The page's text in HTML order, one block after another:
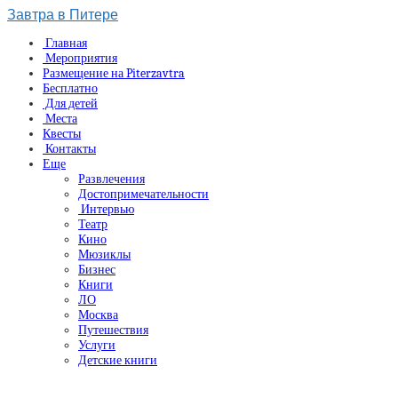
Завтра в Питере
Главная
Мероприятия
Размещение на Piterzavtra
Бесплатно
Для детей
Места
Квесты
Контакты
Еще
Развлечения
Достопримечательности
Интервью
Театр
Кино
Мюзиклы
Бизнес
Книги
ЛО
Москва
Путешествия
Услуги
Детские книги